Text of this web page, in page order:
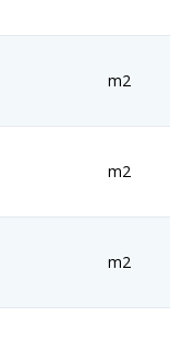
m2
m2
m2